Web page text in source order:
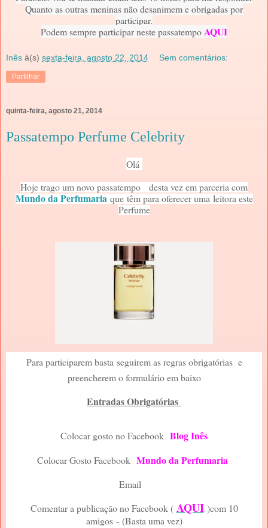
Quanto as outras meninas não desanimem e obrigadas por
participar.
Podem sempre participar neste passatempoAQUI
Inês à(s) sexta-feira, agosto 22, 2014 Sem comentários:
Partilhar
quinta-feira, agosto 21, 2014
Passatempo Perfume Celebrity
Olá
Hoje trago um novo passatempo desta vez em parceria com
Mundo da Perfumaria que têm para oferecer umaleitora este
Perfume
Para participarem bastaseguirem as regras obrigatórias e
preencherem o formulário em baixo
Entradas Obrigatórias
Colocar gosto no Facebook Blog Inês
Colocar Gosto Facebook Mundo da Perfumaria
Email
Comentar a publicação no Facebook ( AQUI )com 10
amigos - (Basta uma vez)